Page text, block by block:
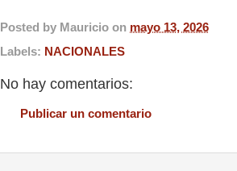
Posted by Mauricio on mayo 13, 2026
Labels: NACIONALES
No hay comentarios:
Publicar un comentario